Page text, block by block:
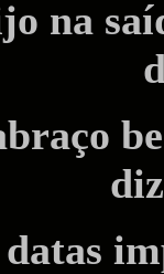
na
datas